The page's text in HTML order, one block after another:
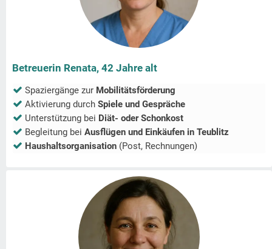
Betreuerin Renata, 42 Jahre alt
Spaziergänge zur Mobilitätsförderung
Aktivierung durch Spiele und Gespräche
Unterstützung bei Diät- oder Schonkost
Begleitung bei Ausflügen und Einkäufen in Teublitz
Haushaltsorganisation (Post, Rechnungen)